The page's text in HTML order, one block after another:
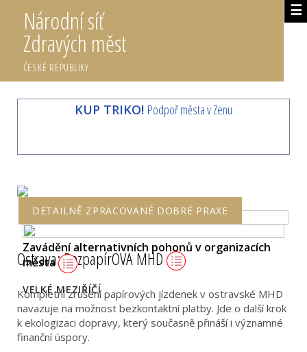
☰
Národní síť
Zdravých měst
ČESKÉ REPUBLIKY
KUP TRIKO! Podpoř města v Zenu
DETAILNĚ ZPRACOVANÉ DOBRÉ PRAXE
Zavádění alternativních pohonů v organizacích
města
VELKÉ MEZIŘÍČÍ
Ostrava: BezpapírOVA MHD
Kompletní zrušení papírových jízdenek v ostravské MHD
navazuje na možnost bezkontaktní platby. Jde o další krok
k ekologizaci dopravy, který současně přináší i významné
finanční úspory.